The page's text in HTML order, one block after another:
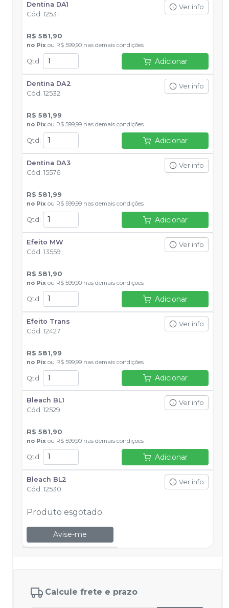
Dentina DA1
Cód. 12531
Ver info
R$ 581,90
no Pix ou R$ 599,90 nas demais condições
Qtd : Adicionar
Dentina DA2
Cód. 12532
Ver info
R$ 581,99
no Pix ou R$ 599,99 nas demais condições
Qtd : Adicionar
Dentina DA3
Cód. 15576
Ver info
R$ 581,99
no Pix ou R$ 599,99 nas demais condições
Qtd : Adicionar
Efeito MW
Cód. 13559
Ver info
R$ 581,90
no Pix ou R$ 599,90 nas demais condições
Qtd : Adicionar
Efeito Trans
Cód. 12427
Ver info
R$ 581,99
no Pix ou R$ 599,99 nas demais condições
Qtd: Adicionar
Bleach BL1
Cód. 12529
Ver info
R$ 581,90
no Pix ou R$ 599,90 nas demais condições
Qtd : Adicionar
Bleach BL2
Cód. 12530
Ver info
Produto esgotado
Avise-me
Calcule frete e prazo